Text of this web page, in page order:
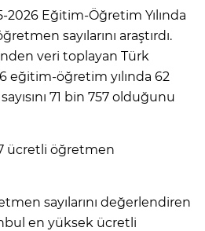
Eğitim-Öğretim Yılında
sayılarını araştırdı.
veri toplayan Türk
eğitim-öğretim yılında 62
71 bin 757 olduğunu
ücretli öğretmen
sayılarını değerlendiren
en yüksek ücretli